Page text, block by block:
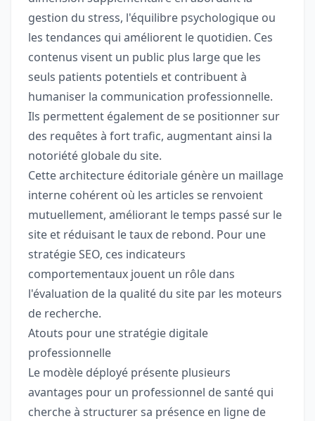
gestion du stress, l'équilibre psychologique ou
les tendances qui améliorent le quotidien. Ces
contenus visent un public plus large que les
seuls patients potentiels et contribuent à
humaniser la communication professionnelle.
Ils permettent également de se positionner sur
des requêtes à fort trafic, augmentant ainsi la
notoriété globale du site.
Cette architecture éditoriale génère un maillage
interne cohérent où les articles se renvoient
mutuellement, améliorant le temps passé sur le
site et réduisant le taux de rebond. Pour une
stratégie SEO, ces indicateurs
comportementaux jouent un rôle dans
l'évaluation de la qualité du site par les moteurs
de recherche.
Atouts pour une stratégie digitale
professionnelle
Le modèle déployé présente plusieurs
avantages pour un professionnel de santé qui
cherche à structurer sa présence en ligne de